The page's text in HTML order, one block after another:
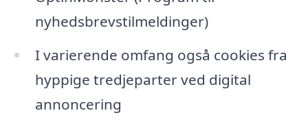
nyhedsbrevstilmeldinger)
I varierende omfang også cookies fra
hyppige tredjeparter ved digital
annoncering